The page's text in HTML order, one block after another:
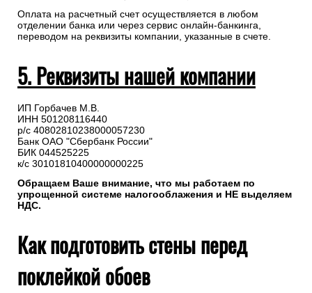
Оплата на расчетный счет осуществляется в любом
отделении банка или через сервис онлайн-банкинга,
переводом на реквизиты компании, указанные в счете.
5. Реквизиты нашей компании
ИП Горбачев М.В.
ИНН 501208116440
р/с 40802810238000057230
Банк ОАО "Сбербанк России"
БИК 044525225
к/с 30101810400000000225
Обращаем Ваше внимание, что мы работаем по
упрощенной системе налогооблажения и НЕ выделяем
НДС.
Как подготовить стены перед
поклейкой обоев